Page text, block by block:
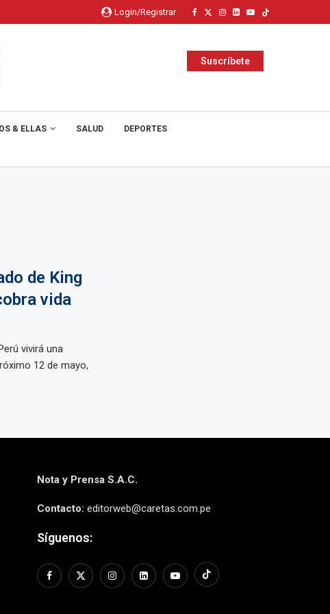
Login/Registrar
Suscríbete
& ELLAS SALUD DEPORTES
de King
vida
vivirá una
12 de mayo,
Nota y Prensa S.A.C.
Contacto: editorweb@caretas.com.pe
Síguenos: